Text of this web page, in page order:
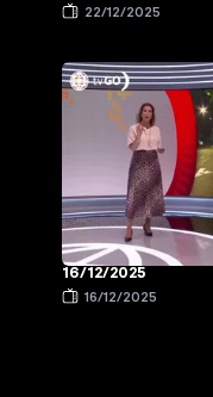
22/12/2025
16/12/2025
16/12/2025